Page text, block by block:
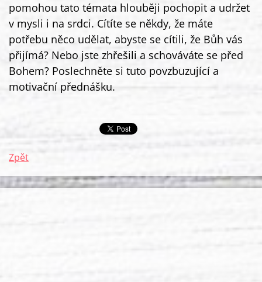
pomohou tato témata hlouběji pochopit a udržet
v mysli i na srdci. Cítíte se někdy, že máte
potřebu něco udělat, abyste se cítili, že Bůh vás
přijímá? Nebo jste zhřešili a schováváte se před
Bohem? Poslechněte si tuto povzbuzující a
motivační přednášku.
Zpět